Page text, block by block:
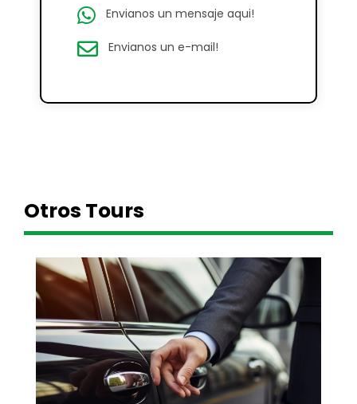
Envianos un mensaje aqui!
Envianos un e-mail!
Otros Tours